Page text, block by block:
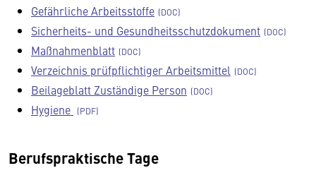
Gefährliche Arbeitsstoffe
Sicherheits- und Gesundheitsschutzdokument
Maßnahmenblatt
Verzeichnis prüfpflichtiger Arbeitsmittel
Beilageblatt Zuständige Person
Hygiene
Berufspraktische Tage